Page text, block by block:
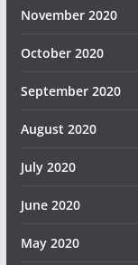
November 2020
October 2020
September 2020
August 2020
July 2020
June 2020
May 2020